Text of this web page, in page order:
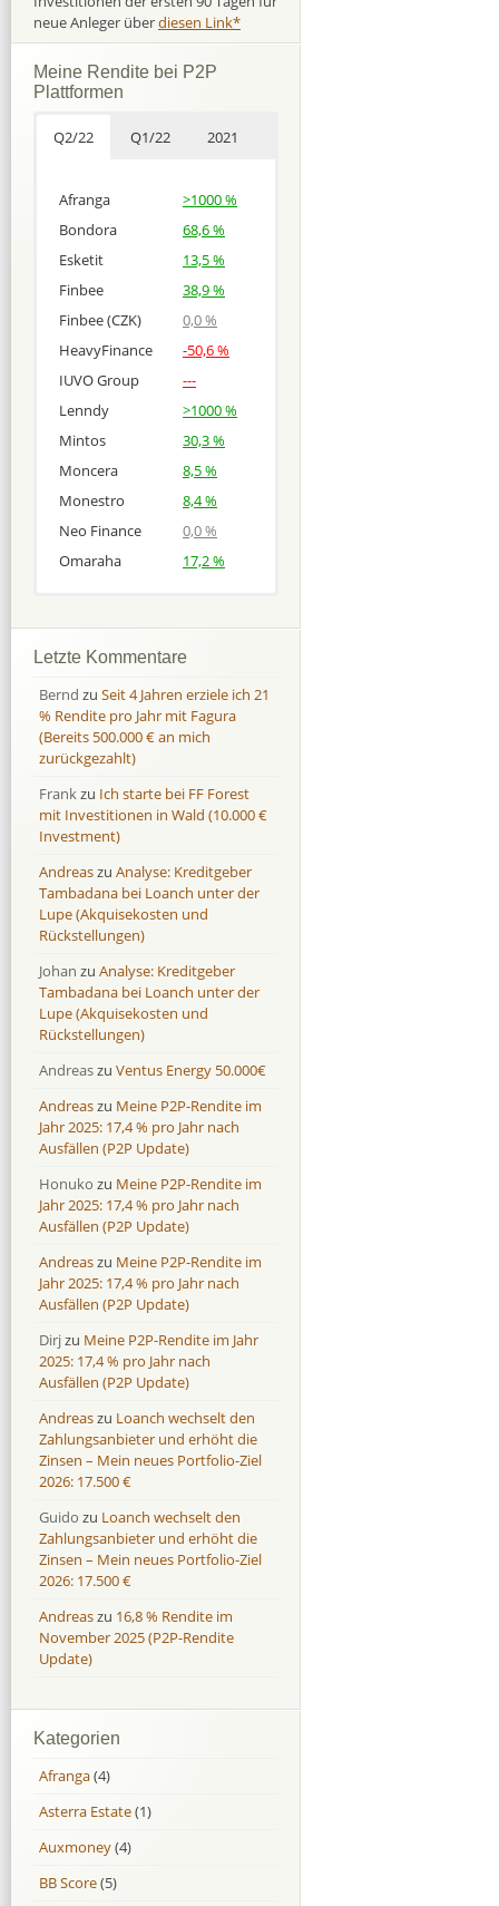
neue Anleger überdiesen Link*
Meine Rendite bei P2P
Plattformen
Q2/22 Q1/22 2021
Afranga
>1000 %
Bondora
68,6 %
Esketit
13,5 %
Finbee
38,9 %
Finbee (CZK)
0,0 %
HeavyFinance
-50,6 %
IUVO Group
---
Lenndy
>1000 %
Mintos
30,3 %
Moncera
8,5 %
Monestro
8,4 %
Neo Finance
0,0 %
Omaraha
17,2 %
Bondora
Finbee
43,2%
Finbee (CZK)
0,0 %
HeavyFinance
IUVO Group
-32,2 %
Lenndy
-314,6 %
Moncera
8,0 %
Monestro
9,1 %
Neo Finance
Omaraha
16,4 %
Bondora
Finbee
35,2%
Finbee (CZK)
0,0 %
HeavyFinance
IUVO Group
-55,0 %
Lenndy
146,5 %
Moncera
11,1 %
Monestro
>1000%
Neo Finance
Omaraha
18,0 %
Letzte Kommentare
Bernd zu Seit 4 Jahren erziele ich 21
% Rendite pro Jahr mit Fagura
(Bereits 500.000 € an mich
zurückgezahlt)
Frankzu Ich starte bei FF Forest
mit Investitionen in Wald (10.000 €
Investment)
Andreaszu Analyse: Kreditgeber
Tambadana bei Loanch unter der
Lupe (Akquisekosten und
Rückstellungen)
Johan zu Analyse: Kreditgeber
Tambadana bei Loanch unter der
Lupe (Akquisekosten und
Rückstellungen)
Andreaszu Ventus Energy 50.000€
Andreaszu Meine P2P-Rendite im
Jahr 2025: 17,4 % pro Jahr nach
Ausfällen (P2P Update)
Honuko zu Meine P2P-Rendite im
Jahr 2025: 17,4 % pro Jahr nach
Ausfällen (P2P Update)
Andreaszu Meine P2P-Rendite im
Jahr 2025: 17,4 % pro Jahr nach
Ausfällen (P2P Update)
Dirjzu Meine P2P-Rendite im Jahr
2025: 17,4 % pro Jahr nach
Ausfällen (P2P Update)
Andreaszu Loanch wechselt den
Zahlungsanbieter und erhöht die
Zinsen – Mein neues Portfolio-Ziel
2026: 17.500 €
Guido zu Loanch wechselt den
Zahlungsanbieter und erhöht die
Zinsen – Mein neues Portfolio-Ziel
2026: 17.500 €
Andreaszu 16,8 % Rendite im
November 2025 (P2P-Rendite
Update)
Kategorien
Afranga(4)
Asterra Estate(1)
Auxmoney(4)
BB Score(5)